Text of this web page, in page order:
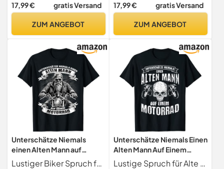
17,99 € gratis Versand
ZUM ANGEBOT
17,99 € gratis Versand
ZUM ANGEBOT
Unterschätze Niemals
einen Alten Mann auf
seinem Motorrad T-Shirt
Lustiger Biker Spruch für den alten Mann
Unterschätze Niemals Einen
Alten Mann Auf Einem
Motorrad T-Shirt
Lustige Spruch für Alte Männer und Opas "Unterschätze Niemals Einen Alten Mann Auf Einem Motorrad" Geschenkidee für Motorradfahrer und Alte Biker